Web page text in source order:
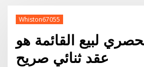
Whiston67055
لبيع القائمة هو
عقد ثنائي صريح